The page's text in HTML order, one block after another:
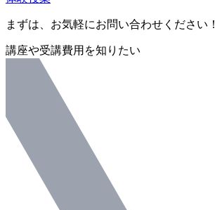
まずは、お気軽にお問い合わせください！
講座や受講費用を知りたい